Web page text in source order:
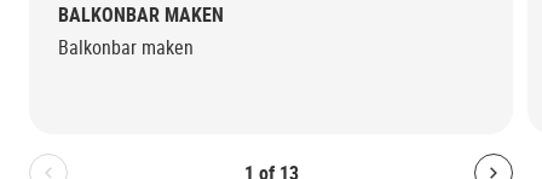
1 of 13
BALKONBAR MAKEN
Balkonbar maken